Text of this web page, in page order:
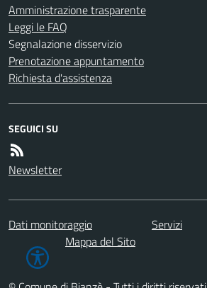
Amministrazione trasparente
Leggi le FAQ
Segnalazione disservizio
Prenotazione appuntamento
Richiesta d'assistenza
SEGUICI SU
Newsletter
Dati monitoraggio Servizi
Mappa del Sito